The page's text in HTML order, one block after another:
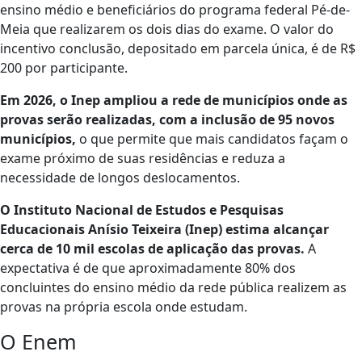
ensino médio e beneficiários do programa federal Pé-de-
Meia que realizarem os dois dias do exame. O valor do
incentivo conclusão, depositado em parcela única, é de R$
200 por participante.
Em 2026, o Inep ampliou a rede de municípios onde as
provas serão realizadas, com a inclusão de 95 novos
municípios, o que permite que mais candidatos façam o
exame próximo de suas residências e reduza a
necessidade de longos deslocamentos.
O Instituto Nacional de Estudos e Pesquisas
Educacionais Anísio Teixeira (Inep) estima alcançar
cerca de 10 mil escolas de aplicação das provas. A
expectativa é de que aproximadamente 80% dos
concluintes do ensino médio da rede pública realizem as
provas na própria escola onde estudam.
O Enem